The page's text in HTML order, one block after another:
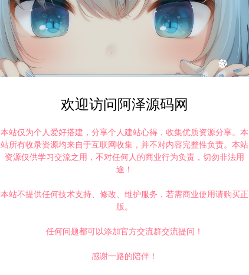
欢迎访问阿泽源码网
本站仅为个人爱好搭建，分享个人建站心得，收集优质资源分享。本
站所有收录资源均来自于互联网收集，并不对内容完整性负责。本站
资源仅供学习交流之用，不对任何人的商业行为负责，切勿非法用
途！
本站不提供任何技术支持、修改、维护服务，若需商业使用请购买正
版。
任何问题都可以添加官方交流群交流提问！
感谢一路的陪伴！